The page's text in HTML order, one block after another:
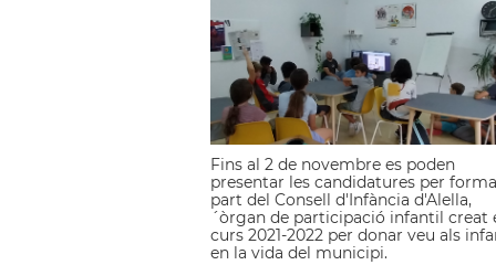
Fins al 2 de novembre es poden
presentar les candidatures per
part del Consell d'Infància d'Alella,
´òrgan de participació infantil creat
curs 2021-2022 per donar veu als
en la vida del municipi.